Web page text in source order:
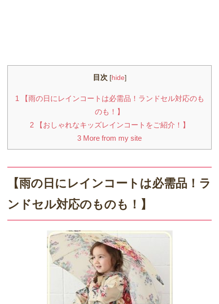
目次 [hide]
1 【雨の日にレインコートは必需品！ランドセル対応のも
のも！】
2【おしゃれなキッズレインコートをご紹介！】
3 More from my site
【雨の日にレインコートは必需品！ラ
ンドセル対応のものも！】